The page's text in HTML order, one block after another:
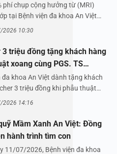
phí chụp cộng hưởng từ (MRI)
tại Bệnh viện đa khoa An Việt
đa…
2026 10:30
3 triệu đồng tặng khách hàng
xoang cùng PGS. TS
Hoài An
đa khoa An Việt dành tặng khách
3 triệu đồng khi phẫu thuật
PGS.…
2026 14:16
Mầm Xanh An Việt: Đồng
hành trình tìm con
11/07/2026, Bệnh viện đa khoa